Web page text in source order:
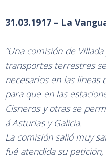
31.03.1917 – La
“Una comisión de
transportes terrestres
necesarios en las líneas
para que en las
Cisneros y otras se
á Asturias y Galicia.
La comisión salió muy
fué atendida su